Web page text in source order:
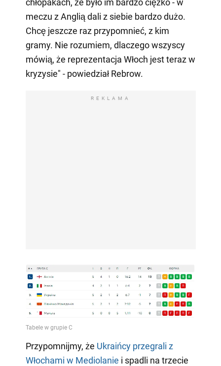
chłopakach, że było im bardzo ciężko - w
meczu z Anglią dali z siebie bardzo dużo.
Chcę jeszcze raz przypomnieć, z kim
gramy. Nie rozumiem, dlaczego wszyscy
mówią, że reprezentacja Włoch jest teraz w
kryzysie" - powiedział Rebrow.
REKLAMA
Przypomnijmy, że Ukraińcy przegrali z
Włochami w Mediolanie i spadli na trzecie